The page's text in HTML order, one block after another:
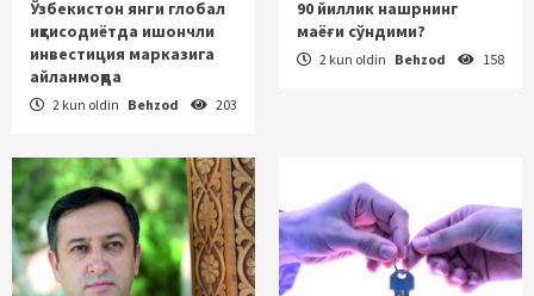
Ўзбекистон янги глобал
иқтисодиётда ишончли
инвестиция марказига
айланмоқда
2 kun oldin Behzod 203
90 йиллик нашрнинг
маёғи сўндими?
2 kun oldin Behzod 158